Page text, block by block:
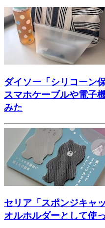
ダイソー「シリコーン
スマホケーブルや電子
みた
セリア「スポンジキャ
オルホルダーとして使